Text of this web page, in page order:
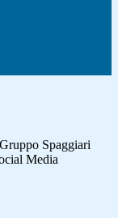
Spaggiari
Media